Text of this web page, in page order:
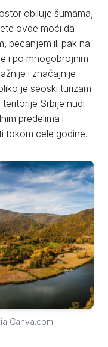
obiluje šumama,
ovde moći da
pecanjem ili pak na
i po mnogobrojnim
i značajnije
je seoski turizam
Srbije nudi
predelima i
tokom cele godine.
Canva.com